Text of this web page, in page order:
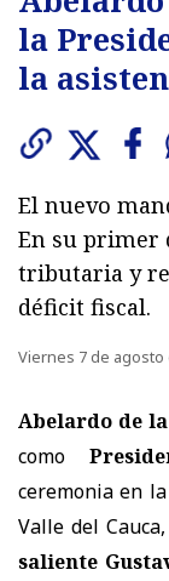
la
la
El nuevo
En su primer
tributaria y
déficit fiscal.
Viernes 7 de agosto
Abelardo de
como
ceremonia en
Valle del
saliente